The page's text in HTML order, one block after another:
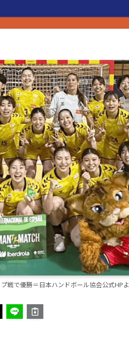
戦で優勝＝日本ハンドボール協会公式HP